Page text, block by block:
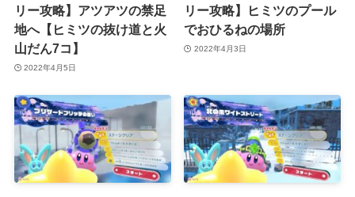
リー攻略】アツアツの禁足
地へ【ヒミツの抜け道と火
山だん7コ】
2022年4月5日
リー攻略】ヒミツのプール
でおひるねの場所
2022年4月3日